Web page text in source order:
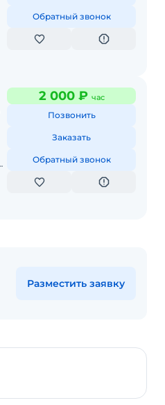
Обратный звонок
2 000 ₽ час
Позвонить
Заказать
Обратный звонок
Разместить заявку